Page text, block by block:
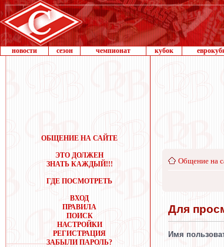
новости сезон чемпионат кубок
ОБЩЕНИЕ НА САЙТЕ
ЭТО ДОЛЖЕН
ЗНАТЬ КАЖДЫЙ!!!
ГДЕ ПОСМОТРЕТЬ
ВХОД
ПРАВИЛА
ПОИСК
НАСТРОЙКИ
РЕГИСТРАЦИЯ
ЗАБЫЛИ ПАРОЛЬ?
Общение на
Для
Имя